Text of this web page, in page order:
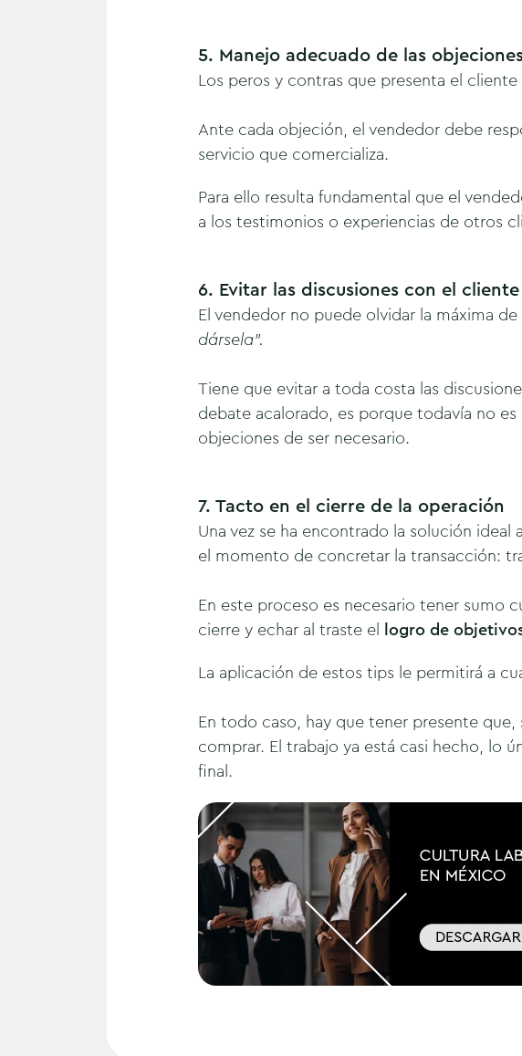
5. Manejo adecuado de las
Los peros y contras que presenta el
Ante cada objeción, el vendedor debe
servicio que comercializa.
Para ello resulta fundamental que el
a los testimonios o experiencias de otros
6. Evitar las discusiones con el cliente
El vendedor no puede olvidar la máxima
dársela”.
Tiene que evitar a toda costa las
debate acalorado, es porque todavía no
objeciones de ser necesario.
7. Tacto en el cierre de la operación
Una vez se ha encontrado la solución
el momento de concretar la transacción:
En este proceso es necesario tener sumo
cierre y echar al traste el logro de
La aplicación de estos tips le permitirá a
En todo caso, hay que tener presente
comprar. El trabajo ya está casi hecho, lo
final.